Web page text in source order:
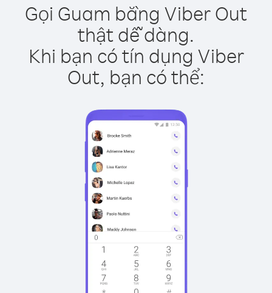
Gọi Guam bằng Viber Out
thật dễ dàng.
Khi bạn có tín dụng Viber
Out, bạn có thể: